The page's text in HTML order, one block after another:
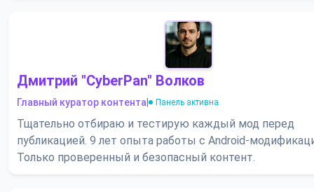
Дмитрий "CyberPan" Волков
Главный куратор контента Панель активна
Тщательно отбираю и тестирую каждый мод перед
публикацией. 9 лет опыта работы с Android-
Только проверенный и безопасный контент.